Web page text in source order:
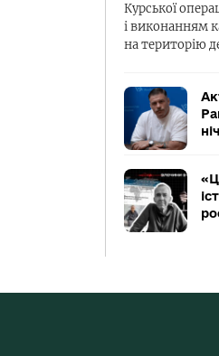
Курської
і виконанням
на територію